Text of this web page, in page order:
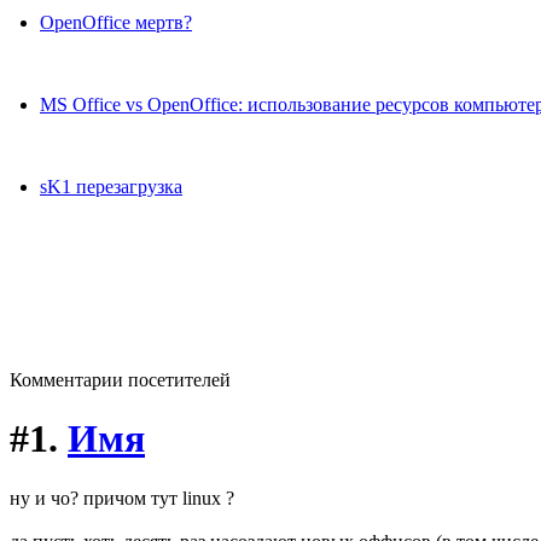
OpenOffice мертв?
MS Office vs OpenOffice: использование ресурсов
sK1 перезагрузка
Комментарии посетителей
#1. Имя
ну и чо? причом тут linux ?